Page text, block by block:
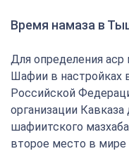
Время намаза в
Для определения
Шафии в настройках
Российской
организации
шафиитского
второе место в мире